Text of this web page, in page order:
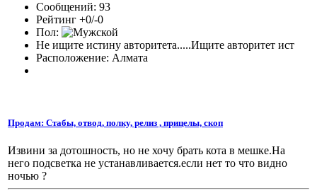
Сообщений: 93
Рейтинг +0/-0
Пол:
Не ищите истину авторитета.....Ищите авторитет ист
Расположение: Алмата
Продам: Стабы, отвод, полку, релиз , прицелы, скоп
Извини за дотошность, но не хочу брать кота в мешке.На
него подсветка не устанавливается.если нет то что видно
ночью ?